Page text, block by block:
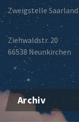
Zweigstelle Saarland
Ziehwaldstr. 20
66538 Neunkirchen
Archiv